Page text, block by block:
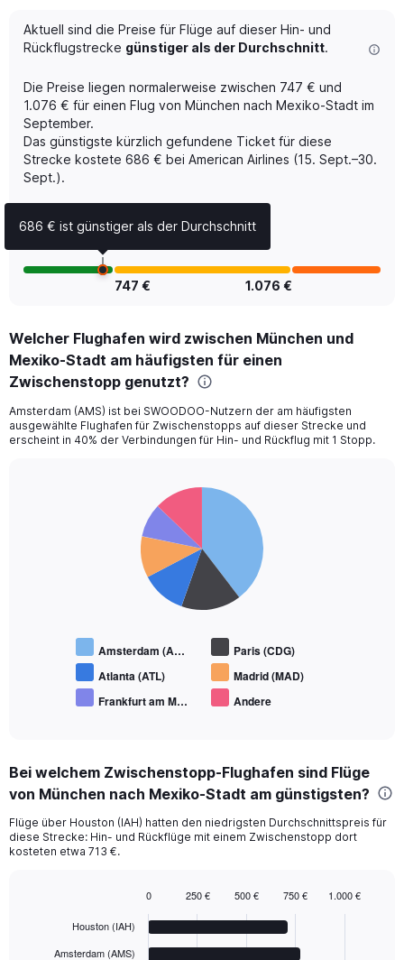
The
chart
has
Y
axis
displaying
Number
of
flights.
to
7.5.
Aktuell sind die Preise für Flüge auf dieser Hin- und
Rückflugstrecke günstiger als der Durchschnitt.
Die Preise liegen normalerweise zwischen 747 € und
1.076 € für einen Flug von München nach Mexiko-Stadt im
September.
Das günstigste kürzlich gefundene Ticket für diese
Strecke kostete 686 € bei American Airlines (15. Sept.–30.
Sept.).
747 € 1.076 €
Welcher Flughafen wird zwischen München und
Mexiko-Stadt am häufigsten für einen
Zwischenstopp genutzt?
Amsterdam (AMS) ist bei SWOODOO-Nutzern der am häufigsten
ausgewählte Flughafen für Zwischenstopps auf dieser Strecke und
erscheint in 40% der Verbindungen für Hin- und Rückflug mit 1 Stopp.
Amsterdam (A…
Paris (CDG)
Atlanta (ATL)
Madrid (MAD)
Frankfurt am M…
Andere
Bei welchem Zwischenstopp-Flughafen sind Flüge
von München nach Mexiko-Stadt am günstigsten?
Flüge über Houston (IAH) hatten den niedrigsten Durchschnittspreis für
diese Strecke: Hin- und Rückflüge mit einem Zwischenstopp dort
kosteten etwa 713 €.
Houston (IAH)
Amsterdam (AMS)
0 1.000 €
250 € 500 € 750 €
686 € ist günstiger als der Durchschnitt